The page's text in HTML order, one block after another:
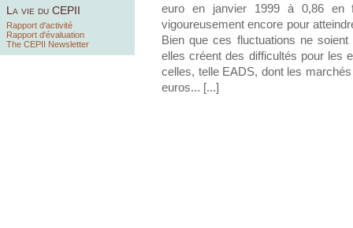
La vie du CEPII
Rapport d'activité
Rapport d'évaluation
The CEPII Newsletter
euro en janvier 1999 à 0,86 en
vigoureusement encore pour
Bien que ces fluctuations ne
elles créent des difficultés pour les
celles, telle EADS, dont les
euros... [...]